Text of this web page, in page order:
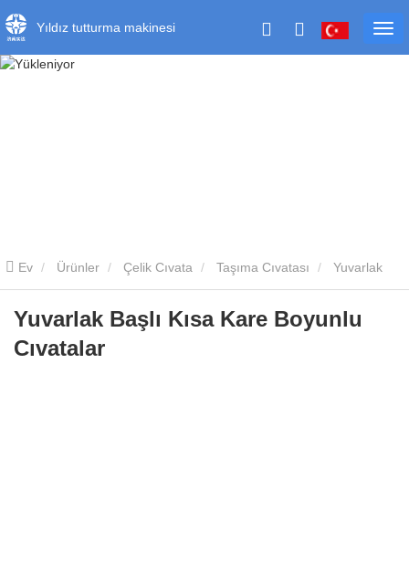
Yıldız tutturma makinesi
Ev Ürünler Çelik Cıvata Taşıma Cıvatası
Başlı Kısa Kare Boyunlu Cıvatalar
Yuvarlak Başlı Kısa Kare Boyunlu
Cıvatalar